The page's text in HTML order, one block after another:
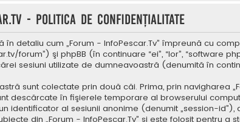
- Politica de confidenţialitate
detaliu cum „Forum - InfoPescar.Tv” împreună cu
forum”) şi phpBB (în continuare “ei”, “lor”, “software
sesiuni utilizate de dumneavoastră (denumită în
sunt colectate prin două căi. Prima, prin navigharea
descărcate în fişierele temporare al browserului
identificator al sesiunii anonime (denumit „session-
din „Forum - InfoPescar.Tv” şi este folosit pentru